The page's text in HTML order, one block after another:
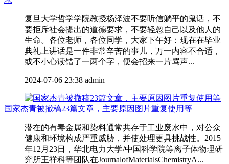
复旦大学哲学学院教授杨泽波不要听信躺平的鬼话，不
要拒斥社会提出的道德要求，不要轻忽自己以及他人的
生命。各位老师，各位同学，大家下午好：现在在毕业
典礼上讲话是一件非常辛苦的事儿，万一内容不合适，
或不小心读错了一两个字，便会招来一片骂声...
2024-07-06 23:38 admin
国家杰青被撤稿23篇文章，主要原因图片重复使用等
潜在的有毒金属和染料通常共存于工业废水中，对公众
健康和环境构成严重威胁，并使处理更具挑战性。2015
年12月23日，华北电力大学/中国科学院等离子体物理研
究所王祥科等团队在JournalofMaterialsChemistryA...